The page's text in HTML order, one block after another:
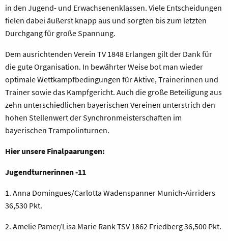
in den Jugend- und Erwachsenenklassen. Viele Entscheidungen
fielen dabei äußerst knapp aus und sorgten bis zum letzten
Durchgang für große Spannung.
Dem ausrichtenden Verein TV 1848 Erlangen gilt der Dank für
die gute Organisation. In bewährter Weise bot man wieder
optimale Wettkampfbedingungen für Aktive, Trainerinnen und
Trainer sowie das Kampfgericht. Auch die große Beteiligung aus
zehn unterschiedlichen bayerischen Vereinen unterstrich den
hohen Stellenwert der Synchronmeisterschaften im
bayerischen Trampolinturnen.
Hier unsere Finalpaarungen:
Jugendturnerinnen -11
1. Anna Domingues/Carlotta Wadenspanner Munich-Airriders
36,530 Pkt.
2. Amelie Pamer/Lisa Marie Rank TSV 1862 Friedberg 36,500 Pkt.